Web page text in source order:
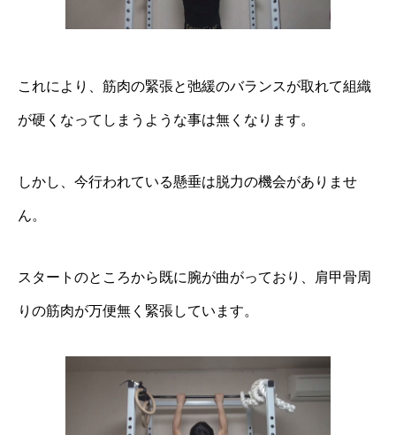
これにより、筋肉の緊張と弛緩のバランスが取れて組織
が硬くなってしまうような事は無くなります。
しかし、今行われている懸垂は脱力の機会がありませ
ん。
スタートのところから既に腕が曲がっており、肩甲骨周
りの筋肉が万便無く緊張しています。